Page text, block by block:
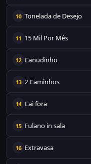
10 Tonelada de Desejo
11 15 Mil Por Mês
12 Canudinho
13 2 Caminhos
14 Cai fora
15 Fulano in sala
16 Extravasa